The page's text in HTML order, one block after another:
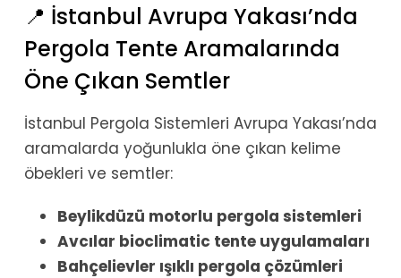
📍 İstanbul Avrupa Yakası’nda
Pergola Tente Aramalarında
Öne Çıkan Semtler
İstanbul Pergola Sistemleri Avrupa Yakası’nda
aramalarda yoğunlukla öne çıkan kelime
öbekleri ve semtler:
Beylikdüzü motorlu pergola sistemleri
Avcılar bioclimatic tente uygulamaları
Bahçelievler ışıklı pergola çözümleri